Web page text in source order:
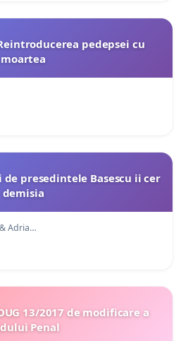
pedepsei cu
moartea
presedintele Basescu ii cer
demisia
Adria…
13/2017 de modificare a
Penal